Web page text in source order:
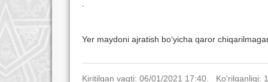
2018
Yer maydoni ajratish bo‘yicha qaror
Kiritilgan vaqti: 06/01/2021 17:40. Ko‘rilganligi: